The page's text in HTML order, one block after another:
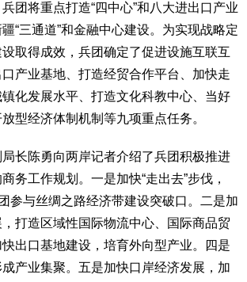
将重点打造“四中心”和八大进出口产业
“三通道”和金融中心建设。为实现战略定
取得成效，兵团确定了促进设施互联互
产业基地、打造经贸合作平台、加快走
化发展水平、打造文化科教中心、当好
型经济体制机制等九项重点任务。
陈勇向两岸记者介绍了兵团积极推进
务工作规划。一是加快“走出去”步伐，
参与丝绸之路经济带建设突破口。二是加
打造区域性国际物流中心、国际商品贸
出口基地建设，培育外向型产业。四是
产业集聚。五是加快口岸经济发展，加